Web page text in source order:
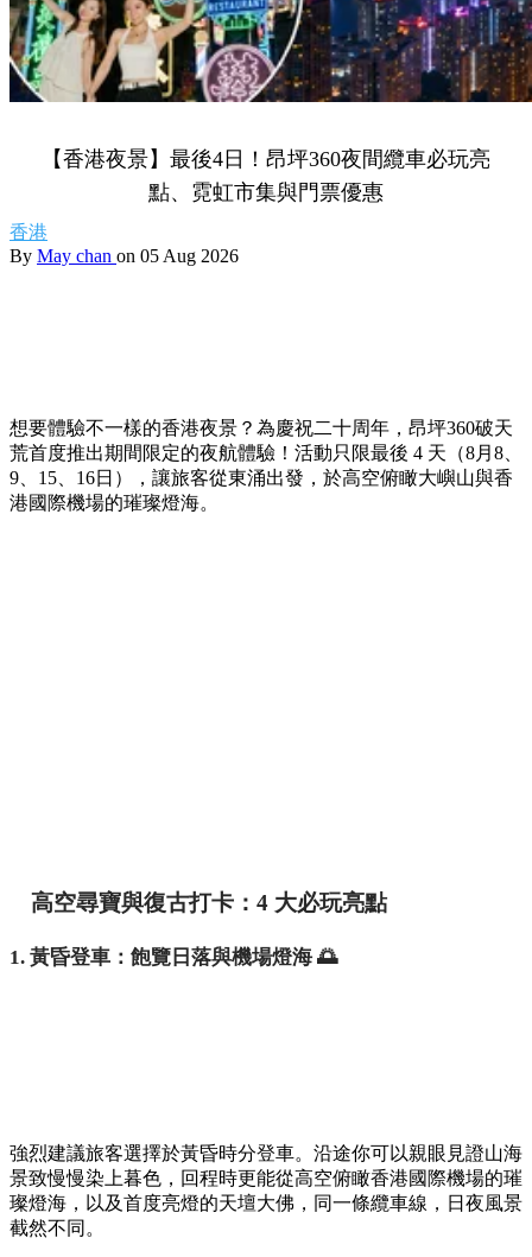
【香港夜景】最後4日！昂坪360夜間纜車必玩亮
點、霓虹市集與門票優惠
香港
By May chan on 05 Aug 2026
想要體驗不一樣的香港夜景？為慶祝二十周年，昂坪360破天
荒首度推出期間限定的夜航體驗！活動只限最後 4 天（8月8、
9、15、16日），讓旅客從東涌出發，於高空俯瞰大嶼山與香
港國際機場的璀璨燈海。
高空尋寶與復古打卡：4 大必玩亮點
1. 黃昏登車：飽覽日落與機場燈海 🌅
強烈建議旅客選擇於黃昏時分登車。沿途你可以親眼見證山海
景致慢慢染上暮色，回程時更能從高空俯瞰香港國際機場的璀
璨燈海，以及首度亮燈的天壇大佛，同一條纜車線，日夜風景
截然不同。